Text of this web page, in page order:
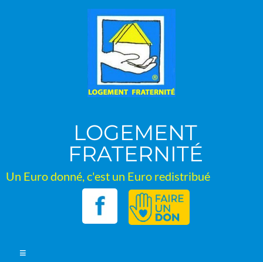
LOGEMENT
FRATERNITÉ
Un Euro donné, c'est un Euro redistribué